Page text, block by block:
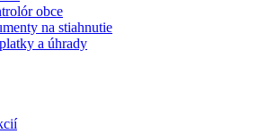
obce
na stiahnutie
a úhrady